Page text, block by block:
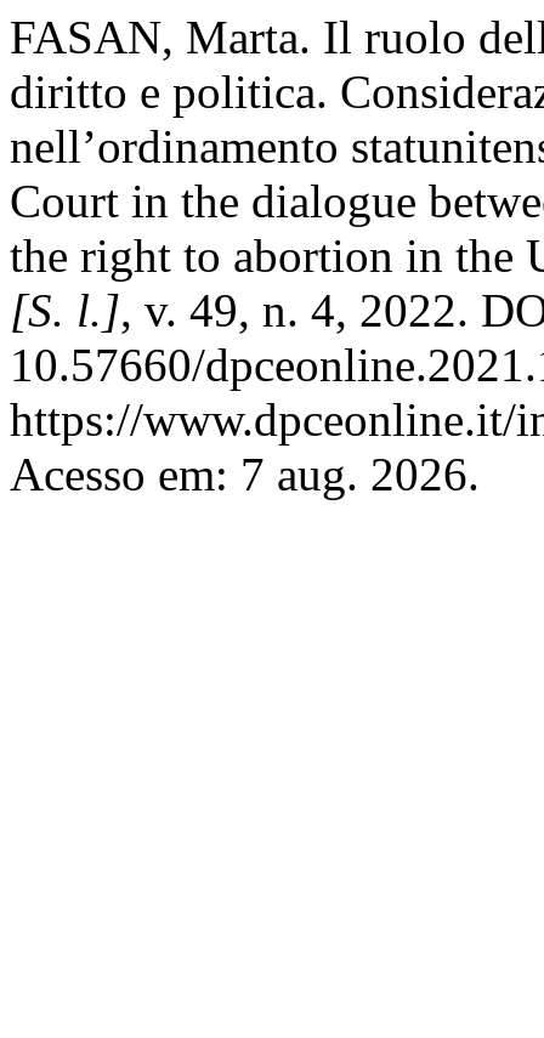
FASAN, Marta. Il ruolo
diritto e politica.
nell’ordinamento
Court in the dialogue
the right to abortion in the
[S. l.], v. 49, n. 4, 2022.
10.57660/
https://www.dpceonline.it/
Acesso em: 7 aug. 2026.